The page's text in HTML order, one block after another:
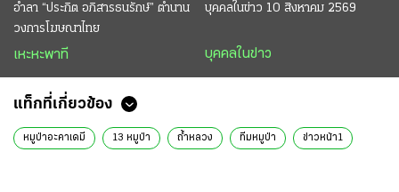
อำลา “ประกิต อภิสารธนรักษ์” ตำนาน
วงการโฆษณาไทย
เหะหะพาที
บุคคลในข่าว 10 สิงหาคม 2569
บุคคลในข่าว
แท็กที่เกี่ยวข้อง
หมูป่าอะคาเดมี 13 หมูป่า ถ้ำหลวง ทีมหมูป่า ข่าวหน้า1